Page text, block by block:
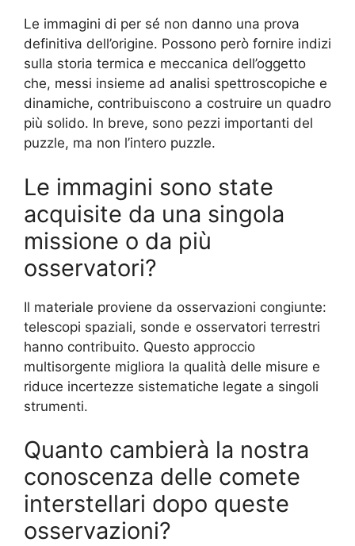
Le immagini di per sé non danno una prova
definitiva dell’origine. Possono però fornire indizi
sulla storia termica e meccanica dell’oggetto
che, messi insieme ad analisi spettroscopiche e
dinamiche, contribuiscono a costruire un quadro
più solido. In breve, sono pezzi importanti del
puzzle, ma non l’intero puzzle.
Le immagini sono state
acquisite da una singola
missione o da più
osservatori?
Il materiale proviene da osservazioni congiunte:
telescopi spaziali, sonde e osservatori terrestri
hanno contribuito. Questo approccio
multisorgente migliora la qualità delle misure e
riduce incertezze sistematiche legate a singoli
strumenti.
Quanto cambierà la nostra
conoscenza delle comete
interstellari dopo queste
osservazioni?